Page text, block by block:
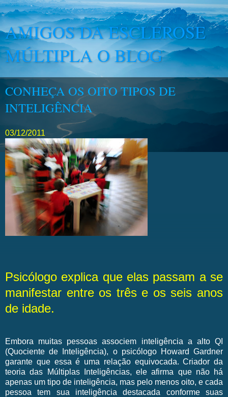
AMIGOS DA ESCLEROSE
MÚLTIPLA O BLOG
CONHEÇA OS OITO TIPOS DE
INTELIGÊNCIA
03/12/2011
Psicólogo explica que elas passam a se
manifestar entre os três e os seis anos
de idade.
Embora muitas pessoas associem inteligência a alto QI
(Quociente de Inteligência), o psicólogo Howard Gardner
garante que essa é uma relação equivocada. Criador da
teoria das Múltiplas Inteligências, ele afirma que não há
apenas um tipo de inteligência, mas pelo menos oito, e cada
pessoa tem sua inteligência destacada conforme suas